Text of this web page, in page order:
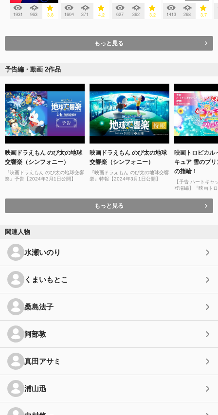
1931 963 3.8 1604 371 4.2 627 362 3.2 1413 268 3.7
もっと見る
予告編・動画 2作品
映画ドラえもん のび太の地球
交響楽（シンフォニー）
『映画ドラえもん のび太の地球交響
楽』予告【2024年3月1日公開】
映画ドラえもん のび太の地球
交響楽（シンフォニー）
『映画ドラえもん のび太の地球交響
楽』特報【2024年3月1日公開】
映画トロピカル
キュア 雪のプ
の指輪！
【予告 ハートキャ
登場編】『映画ト
もっと見る
関連人物
水瀬いのり
くまいもとこ
桑島法子
阿部敦
真田アサミ
浦山迅